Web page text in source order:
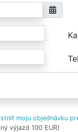
moju objednávku
výjazd 100 EUR)